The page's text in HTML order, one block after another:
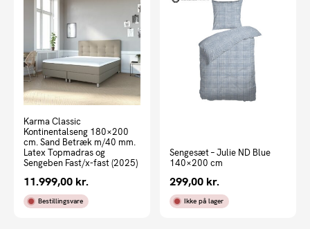
Karma Classic
Kontinentalseng 180×200
cm. Sand Betræk m/40 mm.
Latex Topmadras og
Sengeben Fast/x-fast (2025)
11.999,00 kr.
Bestillingsvare
Sengesæt – Julie ND Blue
140×200 cm
299,00 kr.
Ikke på lager